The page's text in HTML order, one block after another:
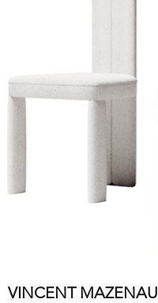
VINCENT